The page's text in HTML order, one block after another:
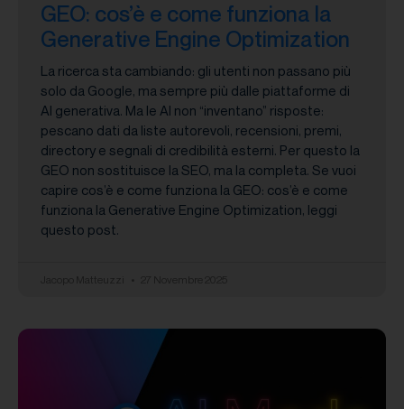
GEO: cos’è e come funziona la
Generative Engine Optimization
La ricerca sta cambiando: gli utenti non passano più
solo da Google, ma sempre più dalle piattaforme di
AI generativa. Ma le AI non “inventano” risposte:
pescano dati da liste autorevoli, recensioni, premi,
directory e segnali di credibilità esterni. Per questo la
GEO non sostituisce la SEO, ma la completa. Se vuoi
capire cos’è e come funziona la GEO: cos’è e come
funziona la Generative Engine Optimization, leggi
questo post.